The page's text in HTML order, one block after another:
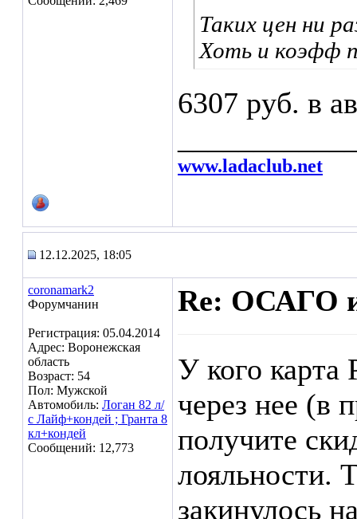
Таких цен ни
Хоть и коэфф
6307 руб. в
www.ladaclub.net
12.12.2025, 18:05
coronamark2
Форумчанин
Регистрация: 05.04.2014
Адрес: Воронежская
область
Возраст: 54
Пол: Мужской
Автомобиль: Логан 82 л/
с Лайф+кондей ; Гранта 8
кл+кондей
Сообщений: 12,773
Re: ОСАГО
У кого
через нее (в
получите
лояльности.
закинулось